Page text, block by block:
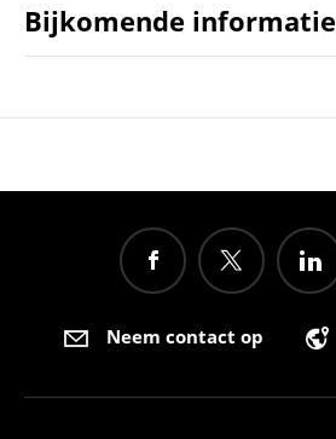
Bijkomende informatie
Neem contact op